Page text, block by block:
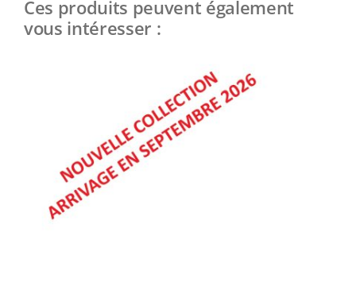
Ces produits peuvent également
vous intéresser :